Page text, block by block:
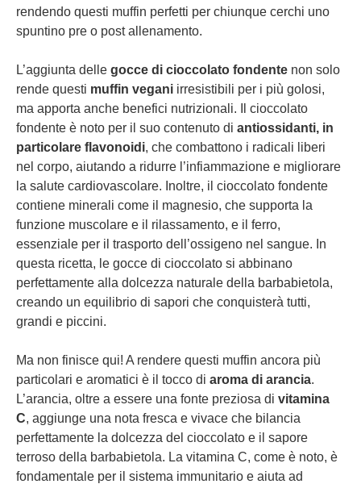
rendendo questi muffin perfetti per chiunque cerchi uno
spuntino pre o post allenamento.
L’aggiunta delle gocce di cioccolato fondente non solo
rende questi muffin vegani irresistibili per i più golosi,
ma apporta anche benefici nutrizionali. Il cioccolato
fondente è noto per il suo contenuto di antiossidanti, in
particolare flavonoidi, che combattono i radicali liberi
nel corpo, aiutando a ridurre l’infiammazione e migliorare
la salute cardiovascolare. Inoltre, il cioccolato fondente
contiene minerali come il magnesio, che supporta la
funzione muscolare e il rilassamento, e il ferro,
essenziale per il trasporto dell’ossigeno nel sangue. In
questa ricetta, le gocce di cioccolato si abbinano
perfettamente alla dolcezza naturale della barbabietola,
creando un equilibrio di sapori che conquisterà tutti,
grandi e piccini.
Ma non finisce qui! A rendere questi muffin ancora più
particolari e aromatici è il tocco di aroma di arancia.
L’arancia, oltre a essere una fonte preziosa di vitamina
C, aggiunge una nota fresca e vivace che bilancia
perfettamente la dolcezza del cioccolato e il sapore
terroso della barbabietola. La vitamina C, come è noto, è
fondamentale per il sistema immunitario e aiuta ad